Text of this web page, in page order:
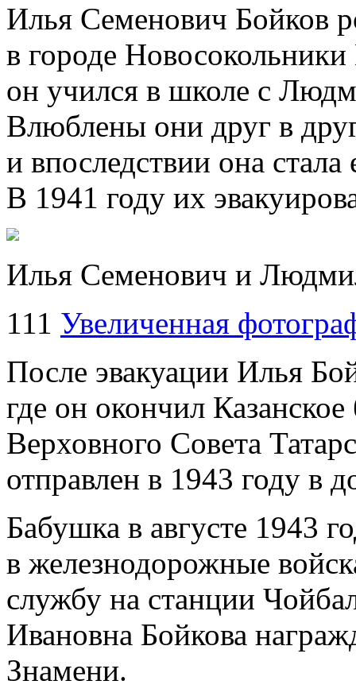
Илья Семенович Бойков
в городе
он учился в школе с
Влюблены они друг в
и впоследствии она
В 1941 году их
Илья Семенович и
111 Увеличенная
После эвакуации Илья
где он окончил
Верховного Совета
отправлен в 1943 году в
Бабушка в августе 1943
в железнодорожные
службу на станции
Ивановна Бойкова
Знамени.